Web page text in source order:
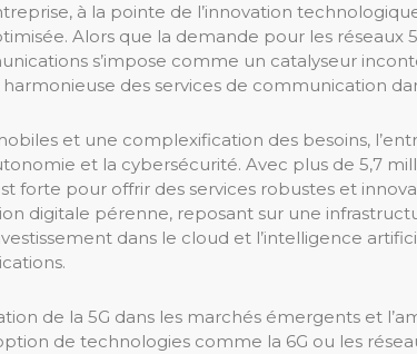
à la pointe de l’innovation
Alors que la demande pour les
s’impose comme un catalyseur
des services de communication
et une complexification des besoins,
et la cybersécurité. Avec plus de 5,7
forte pour offrir des services robustes et
digitale pérenne, reposant sur une
dans le cloud et l’intelligence
de la 5G dans les marchés émergents et
de technologies comme la 6G ou les